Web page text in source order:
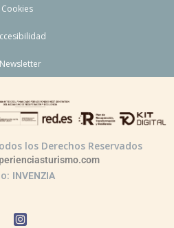
Cookies
Newsletter
los Derechos Reservados
INVENZIA